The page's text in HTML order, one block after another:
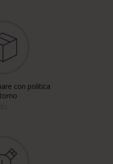
con politica